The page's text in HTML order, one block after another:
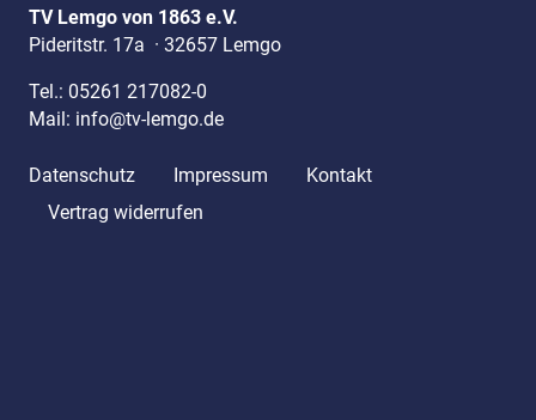
TV Lemgo von 1863 e.V.
Pideritstr. 17a · 32657 Lemgo
Tel.: 05261 217082-0
Mail: info@tv-lemgo.de
Datenschutz Impressum
Kontakt
Vertrag widerrufen